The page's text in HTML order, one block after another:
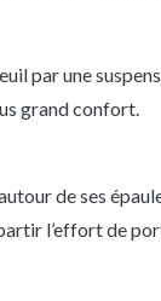
par une
grand confort.
de ses
l’effort de